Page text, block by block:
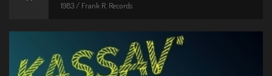
1983 / Frank R. Records